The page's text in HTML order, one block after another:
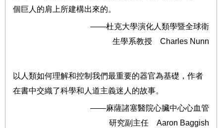
個巨人的肩上所建構出來的。
——杜克大學演化人類學暨全球衛
生學系教授 Charles Nunn
以人類如何理解和控制我們最重要的器官為基礎，作者
在書中交織了科學和人道主義迷人的故事。
——麻薩諸塞醫院心臟中心心血管
研究副主任 Aaron Baggish